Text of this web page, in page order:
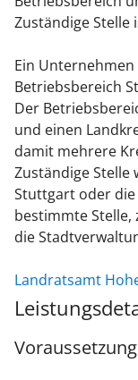
Zuständige Stelle
Ein
Betriebsbereich
Der
und einen
damit mehrere
Zuständige Stelle
Stuttgart oder
bestimmte Stelle,
die
Landratsamt